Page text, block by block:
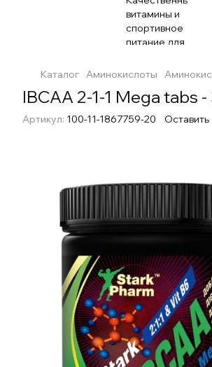
Каталог Аминокислоты
IBCAA 2-1-1 Mega tabs
Артикул: 100-11-1867759-20 Оставить